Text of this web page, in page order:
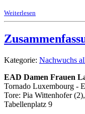
Weiterlesen
Kategorie: Nachwuchs
EAD Damen Frauen
Tornado Luxembourg -
Tore: Pia Wittenhofer
Tabellenplatz 9